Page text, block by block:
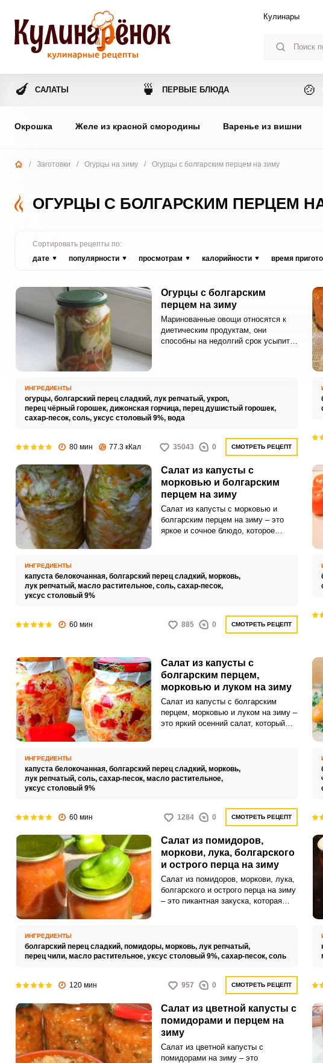
Кулинары
🍆 САЛАТЫ 🍵 ПЕРВЫЕ БЛЮДА 🍲
Окрошка Желе из красной смородины Варенье из вишни
/ Заготовки / Огурцы на зиму / Огурцы с болгарским перцем на зиму
ОГУРЦЫ С БОЛГАРСКИМ ПЕРЦЕМ
Сортировать рецепты по:
дате
популярности просмотрам калорийности время
Огурцы с болгарским
перцем на зиму
Маринованные овощи относятся к
диетическим продуктам, они
способны на недолгий срок усыпить
условиях под силу всем хозяйкам.
ИНГРЕДИЕНТЫ
огурцы, болгарский перец сладкий, лук репчатый, укроп,
перец чёрный горошек, дижонская горчица, перец душистый горошек,
сахар-песок, соль, уксус столовый 9%, вода
80 мин 77.3 кКал 35043 0 СМОТРЕТЬ РЕЦЕПТ
Салат из капусты с
морковью и болгарским
перцем на зиму
Салат из капусты с морковью и
болгарским перцем на зиму – это
яркое и сочное блюдо, которое
нежного масла образует
удивительный ансамбль вкусов.
ИНГРЕДИЕНТЫ
капуста белокочанная, болгарский перец сладкий, морковь,
лук репчатый, масло растительное, соль, сахар-песок,
уксус столовый 9%
60 мин 885 0 СМОТРЕТЬ РЕЦЕПТ
Салат из капусты с
болгарским перцем,
морковью и луком на зиму
Салат из капусты с болгарским
перцем, морковью и луком на зиму –
это яркий осенний салат, который
бесподобным.
ИНГРЕДИЕНТЫ
капуста белокочанная, болгарский перец сладкий, морковь,
лук репчатый, соль, сахар-песок, масло растительное,
уксус столовый 9%
60 мин 1284 0 СМОТРЕТЬ РЕЦЕПТ
Салат из помидоров,
моркови, лука, болгарского
и острого перца на зиму
Салат из помидоров, моркови, лука,
болгарского и острого перца на зиму
– это пикантная закуска, которая
насыщенным вкусом.
ИНГРЕДИЕНТЫ
болгарский перец сладкий, помидоры, морковь, лук репчатый,
перец чили, масло растительное, уксус столовый 9%, сахар-песок, соль
120 мин 957 0 СМОТРЕТЬ РЕЦЕПТ
Салат из цветной капусты с
помидорами и перцем на
зиму
Салат из цветной капусты с
помидорами на зиму – это